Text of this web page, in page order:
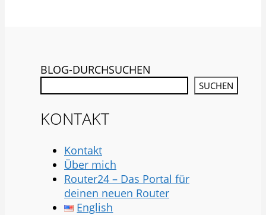
BLOG-DURCHSUCHEN
SUCHEN
KONTAKT
Kontakt
Über mich
Router24 – Das Portal für
deinen neuen Router
English